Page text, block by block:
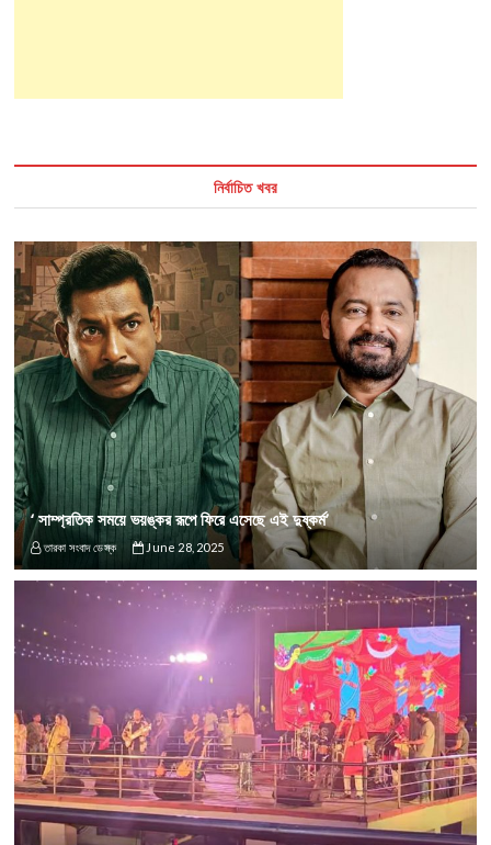
নির্বাচিত খবর
‘ সাম্প্রতিক সময়ে ভয়ঙ্কর রূপে ফিরে এসেছে এই দুষ্কর্ম’
তারকা সংবাদ ডেস্ক June 28, 2025